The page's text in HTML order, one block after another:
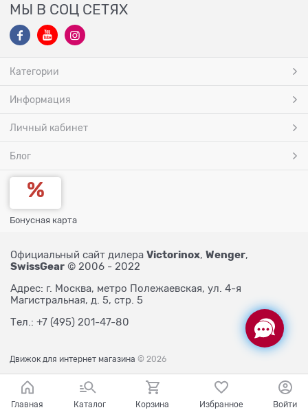
МЫ В СОЦ СЕТЯХ
Категории
Информация
Личный кабинет
Блог
Бонусная карта
Официальный сайт дилера Victorinox, Wenger,
SwissGear © 2006 - 2022
Адрес: г. Москва, метро Полежаевская, ул. 4-я
Магистральная, д. 5, стр. 5
Тел.: +7 (495) 201-47-80
Движок для интернет магазина © 2026
Главная Каталог Корзина Избранное Войти